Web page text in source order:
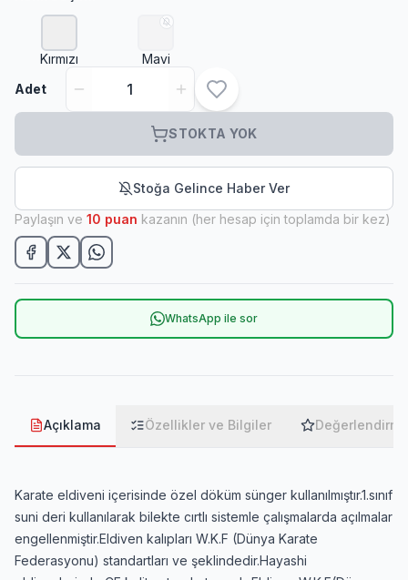
Kırmızı
Mavi
Adet
STOKTA YOK
Stoğa Gelince Haber Ver
Paylaşın ve 10 puan kazanın (her hesap için toplamda bir kez)
WhatsApp ile sor
Açıklama Özellikler ve Bilgiler
Karate eldiveni içerisinde özel döküm sünger kullanılmıştır.1.sınıf
suni deri kullanılarak bilekte cırtlı sistemle çalışmalarda açılmalar
engellenmiştir.Eldiven kalıpları W.K.F (Dünya Karate
Federasyonu) standartları ve şeklindedir.Hayashi